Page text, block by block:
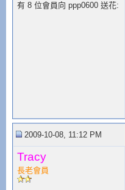
有 8 位會員向 ppp0600 送花:
2009-10-08, 11:12 PM
Tracy
長老會員